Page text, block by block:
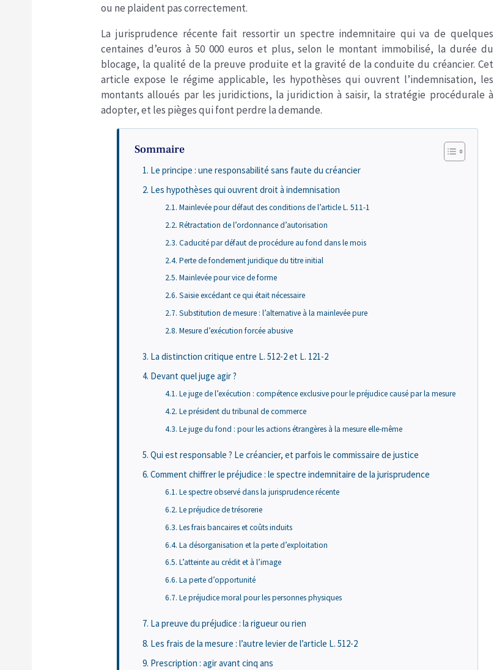
ou ne plaident pas correctement.
La jurisprudence récente fait ressortir un spectre indemnitaire qui va de quelques
centaines d’euros à 50 000 euros et plus, selon le montant immobilisé, la durée du
blocage, la qualité de la preuve produite et la gravité de la conduite du créancier. Cet
article expose le régime applicable, les hypothèses qui ouvrent l’indemnisation, les
montants alloués par les juridictions, la juridiction à saisir, la stratégie procédurale à
adopter, et les pièges qui font perdre la demande.
Sommaire
Le principe : une responsabilité sans faute du créancier
Les hypothèses qui ouvrent droit à indemnisation
Mainlevée pour défaut des conditions de l’article L. 511-1
Rétractation de l’ordonnance d’autorisation
Caducité par défaut de procédure au fond dans le mois
Perte de fondement juridique du titre initial
Mainlevée pour vice de forme
Saisie excédant ce qui était nécessaire
Substitution de mesure : l’alternative à la mainlevée pure
Mesure d’exécution forcée abusive
La distinction critique entre L. 512-2 et L. 121-2
Devant quel juge agir ?
Le juge de l’exécution : compétence exclusive pour le préjudice causé par la mesure
Le président du tribunal de commerce
Le juge du fond : pour les actions étrangères à la mesure elle-même
Qui est responsable ? Le créancier, et parfois le commissaire de justice
Comment chiffrer le préjudice : le spectre indemnitaire de la jurisprudence
Le spectre observé dans la jurisprudence récente
Le préjudice de trésorerie
Les frais bancaires et coûts induits
La désorganisation et la perte d’exploitation
L’atteinte au crédit et à l’image
La perte d’opportunité
Le préjudice moral pour les personnes physiques
La preuve du préjudice : la rigueur ou rien
Les frais de la mesure : l’autre levier de l’article L. 512-2
Prescription : agir avant cinq ans